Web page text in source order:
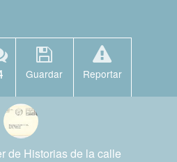
Guardar Reportar
de Historias de la calle